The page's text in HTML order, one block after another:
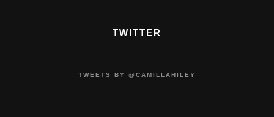
TWITTER
TWEETS BY @CAMILLAHILEY